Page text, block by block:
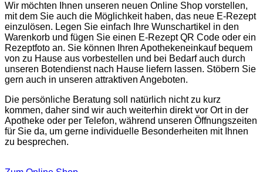
Wir möchten Ihnen unseren neuen Online Shop vorstellen,
mit dem Sie auch die Möglichkeit haben, das neue E-Rezept
einzulösen. Legen Sie einfach Ihre Wunschartikel in den
Warenkorb und fügen Sie einen E-Rezept QR Code oder ein
Rezeptfoto an. Sie können Ihren Apothekeneinkauf bequem
von zu Hause aus vorbestellen und bei Bedarf auch durch
unseren Botendienst nach Hause liefern lassen. Stöbern Sie
gern auch in unseren attraktiven Angeboten.
Die persönliche Beratung soll natürlich nicht zu kurz
kommen, daher sind wir auch weiterhin direkt vor Ort in der
Apotheke oder per Telefon, während unseren Öffnungszeiten
für Sie da, um gerne individuelle Besonderheiten mit Ihnen
zu besprechen.